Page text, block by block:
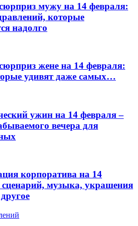
мужу на 14 февраля:
которые
надолго
жене на 14 февраля:
удивят даже самых…
ужин на 14 февраля –
вечера для
корпоратива на 14
музыка, украшения